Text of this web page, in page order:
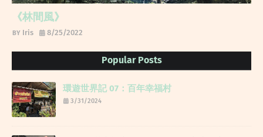
《林間風》
Iris 8/25/2022
Popular Posts
環遊世界記 07：百年幸福村
3/31/2024